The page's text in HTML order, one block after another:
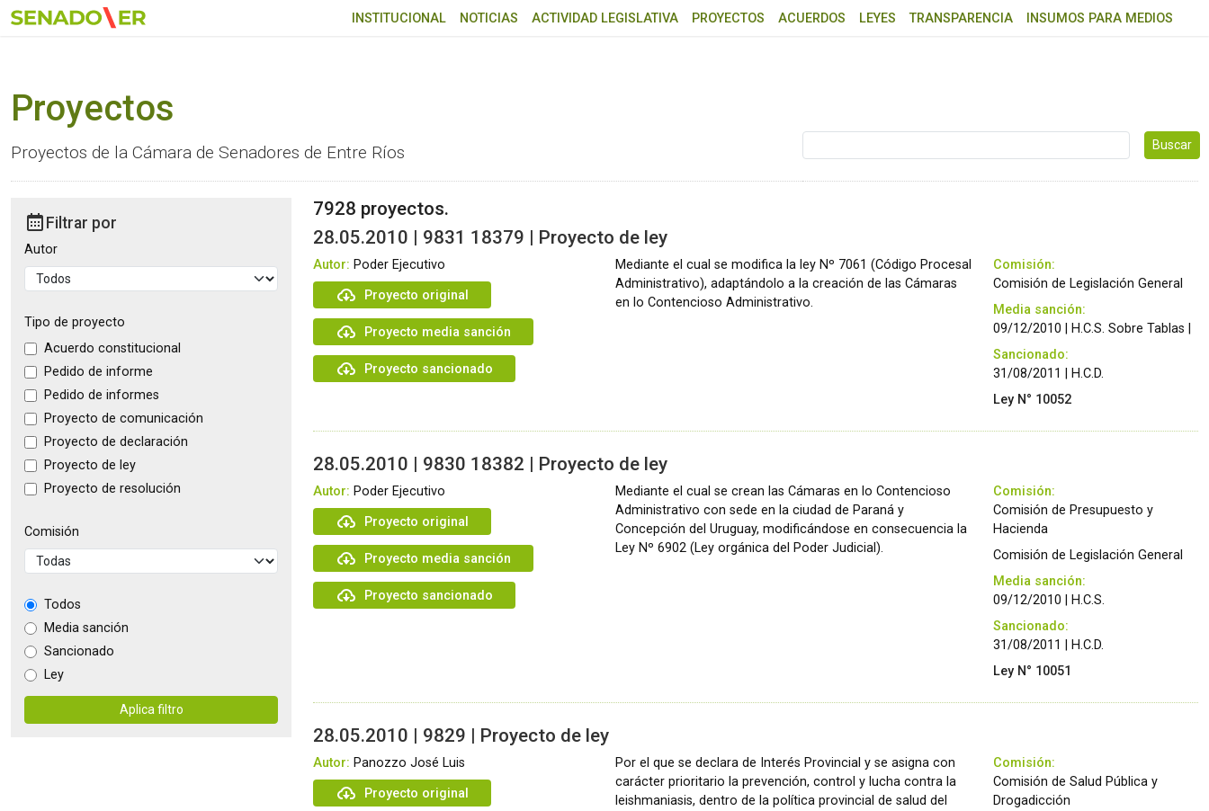
Ir al menú principal
INSTITUCIONAL NOTICIAS ACTIVIDAD LEGISLATIVA PROYECTOS ACUERDOS LEYES TRANSPARENCIA INSUMOS PARA MEDIOS
Proyectos
Proyectos de la Cámara de Senadores de Entre Ríos
Filtrar por
Autor
Tipo de proyecto
Acuerdo constitucional
Pedido de informe
Pedido de informes
Proyecto de comunicación
Proyecto de declaración
Proyecto de ley
Proyecto de resolución
Comisión
Todos
Media sanción
Sancionado
Ley
Aplica filtro
7928 proyectos.
28.05.2010 | 9831 18379 | Proyecto de ley
Autor: Poder Ejecutivo
Proyecto original
Proyecto media sanción
Proyecto sancionado
Mediante el cual se modifica la ley Nº 7061 (Código Procesal
Administrativo), adaptándolo a la creación de las Cámaras
en lo Contencioso Administrativo.
Comisión:
Comisión de Legislación General
Media sanción:
09/12/2010 | H.C.S. Sobre Tablas |
Sancionado:
31/08/2011 | H.C.D.
Ley N° 10052
28.05.2010 | 9830 18382 | Proyecto de ley
Autor: Poder Ejecutivo
Proyecto original
Proyecto media sanción
Proyecto sancionado
Mediante el cual se crean las Cámaras en lo Contencioso
Administrativo con sede en la ciudad de Paraná y
Concepción del Uruguay, modificándose en consecuencia la
Ley Nº 6902 (Ley orgánica del Poder Judicial).
Comisión:
Comisión de Presupuesto y
Hacienda
Comisión de Legislación General
Media sanción:
09/12/2010 | H.C.S.
Sancionado:
31/08/2011 | H.C.D.
Ley N° 10051
28.05.2010 | 9829 | Proyecto de ley
Autor: Panozzo José Luis
Proyecto original
Por el que se declara de Interés Provincial y se asigna con
carácter prioritario la prevención, control y lucha contra la
leishmaniasis, dentro de la política provincial de salud del
Comisión:
Comisión de Salud Pública y
Drogadicción